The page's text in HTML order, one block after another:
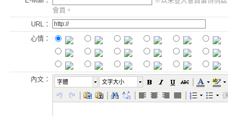
會員。
URL：
心情：
內文： 字體 文字大小